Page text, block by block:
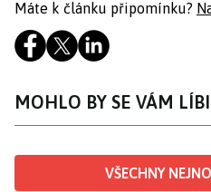
Máte k článku připomínku?
MOHLO BY SE VÁM
VŠECHNY